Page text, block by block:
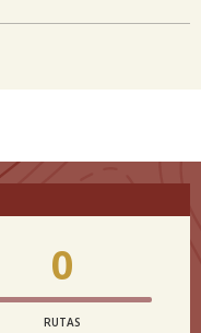
0
RUTAS